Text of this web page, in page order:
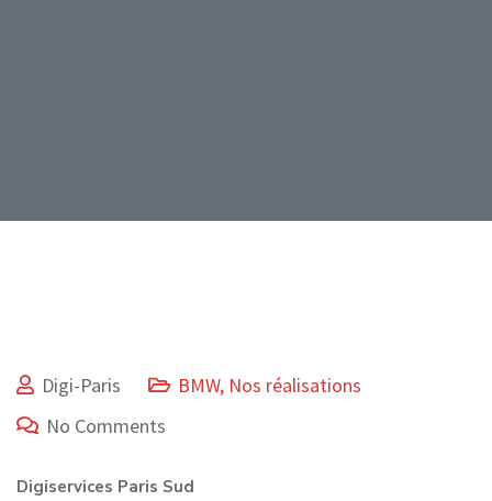
Digi-Paris BMW, Nos réalisations
No Comments
Digiservices Paris Sud